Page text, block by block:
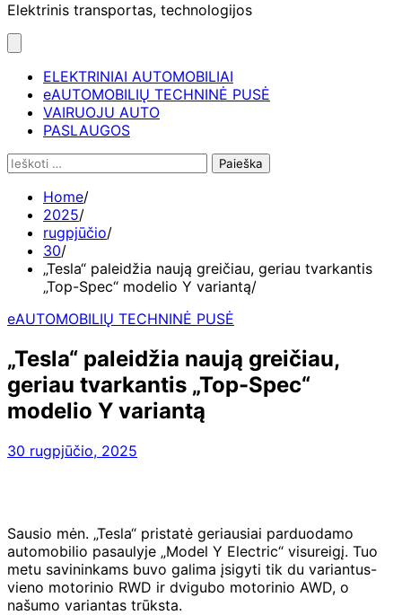
Elektrinis transportas, technologijos
ELEKTRINIAI AUTOMOBILIAI
eAUTOMOBILIŲ TECHNINĖ PUSĖ
VAIRUOJU AUTO
PASLAUGOS
Ieškoti:
Home
2025
rugpjūčio
30
„Tesla“ paleidžia naują greičiau, geriau tvarkantis
„Top-Spec“ modelio Y variantą
eAUTOMOBILIŲ TECHNINĖ PUSĖ
„Tesla“ paleidžia naują greičiau,
geriau tvarkantis „Top-Spec“
modelio Y variantą
30 rugpjūčio, 2025
Sausio mėn. „Tesla“ pristatė geriausiai parduodamo
automobilio pasaulyje „Model Y Electric“ visureigį. Tuo
metu savininkams buvo galima įsigyti tik du variantus-
vieno motorinio RWD ir dvigubo motorinio AWD, o
našumo variantas trūksta.